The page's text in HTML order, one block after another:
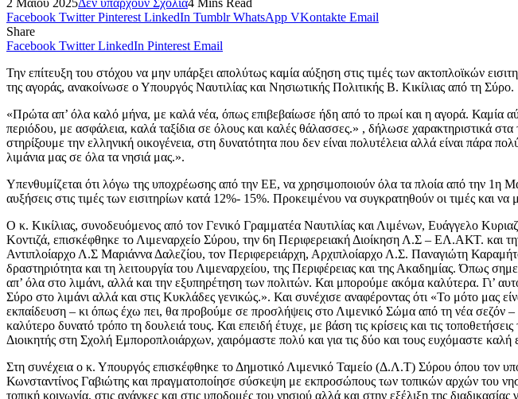
2 Μαΐου 2025Δεν υπάρχουν Σχόλια4 Mins Read
Facebook Twitter Pinterest LinkedIn Tumblr WhatsApp VKontakte Email
Share
Facebook Twitter LinkedIn Pinterest Email
Την επίτευξη του στόχου να μην υπάρξει απολύτως καμία αύξηση στις τιμές των ακτοπλοϊκών
της αγοράς, ανακοίνωσε ο Υπουργός Ναυτιλίας και Νησιωτικής Πολιτικής Β. Κικίλιας από τη Σύρο.
«Πρώτα απ’ όλα καλό μήνα, με καλά νέα, όπως επιβεβαίωσε ήδη από το πρωί και η αγορά. Καμία
περιόδου, με ασφάλεια, καλά ταξίδια σε όλους και καλές θάλασσες.» , δήλωσε χαρακτηριστικά
στηρίξουμε την ελληνική οικογένεια, στη δυνατότητα που δεν είναι πολυτέλεια αλλά είναι πάρα
λιμάνια μας σε όλα τα νησιά μας.».
Υπενθυμίζεται ότι λόγω της υποχρέωσης από την ΕΕ, να χρησιμοποιούν όλα τα πλοία από την 1η
αυξήσεις στις τιμές των εισιτηρίων κατά 12%- 15%. Προκειμένου να συγκρατηθούν οι τιμές
Ο κ. Κικίλιας, συνοδευόμενος από τον Γενικό Γραμματέα Ναυτιλίας και Λιμένων, Ευάγγελο
Κοντιζά, επισκέφθηκε το Λιμεναρχείο Σύρου, την 6η Περιφερειακή Διοίκηση Λ.Σ – ΕΛ.ΑΚΤ.
Αντιπλοίαρχο Λ.Σ Μαριάννα Δαλεζίου, τον Περιφερειάρχη, Αρχιπλοίαρχο Λ.Σ. Παναγιώτη
δραστηριότητα και τη λειτουργία του Λιμεναρχείου, της Περιφέρειας και της Ακαδημίας. Όπως
απ’ όλα στο λιμάνι, αλλά και την εξυπηρέτηση των πολιτών. Και μπορούμε ακόμα καλύτερα. Γι’
Σύρο στο λιμάνι αλλά και στις Κυκλάδες γενικώς.». Και συνέχισε αναφέροντας ότι «Το μότο μας
εκπαίδευση – κι όπως έχω πει, θα προβούμε σε προσλήψεις στο Λιμενικό Σώμα από τη νέα σεζόν –
καλύτερο δυνατό τρόπο τη δουλειά τους. Και επειδή έτυχε, με βάση τις κρίσεις και τις
Διοικητής στη Σχολή Εμποροπλοιάρχων, χαιρόμαστε πολύ και για τις δύο και τους ευχόμαστε καλή
Στη συνέχεια ο κ. Υπουργός επισκέφθηκε το Δημοτικό Λιμενικό Ταμείο (Δ.Λ.Τ) Σύρου όπου
Κωνσταντίνος Γαβιώτης και πραγματοποίησε σύσκεψη με εκπροσώπους των τοπικών αρχών του
τοπική κοινωνία, στις ανάγκες και στις υποδομές του νησιού αλλά και στην εξέλιξη της